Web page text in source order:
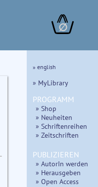
∅
» english
» MyLibrary
PROGRAMM
» Shop
» Neuheiten
» Schriftenreihen
» Zeitschriften
PUBLIZIEREN
» AutorIn werden
» Herausgeben
» Open Access